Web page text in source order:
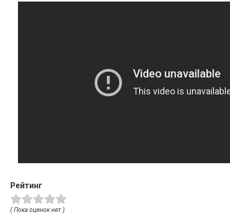
Рейтинг
( Пока оценок нет )